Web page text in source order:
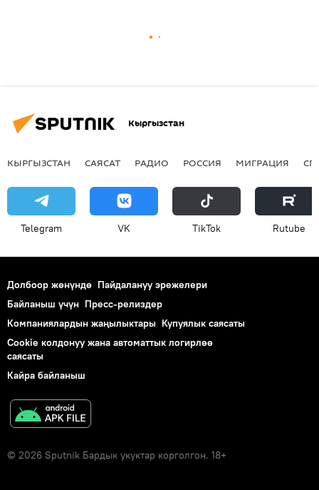
Кыргызстан
КЫРГЫЗСТАН САЯСАТ РАДИО РОССИЯ МИГРАЦИЯ
Telegram VK ТikТоk Rutube
Долбоор жөнүндө Пайдалануу эрежелери
Байланыш үчүн Пресс-релиздер
Компаниялардын жаңылыктары Купуялык саясаты
Cookie колдонуу жана автоматтык логирлөө
саясаты
Кайра байланыш
© 2026 Sputnik Бардык укуктар корголгон. 18+